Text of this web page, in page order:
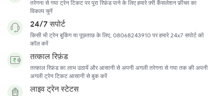
तरेगना से गया ट्रेन टिकट पर पूरा रिफ़ंड पाने के लिए हमारे फ़्री कैंसलेशन फ़ीचर का
विकल्प चुनें
24/7 सपोर्ट
किसी भी ट्रेन बुकिंग या पूछताछ के लिए, 08068243910 पर हमारे 24x7 सपोर्ट को
कॉल करें
तत्काल रिफ़ंड
तत्काल रिफ़ंड का लाभ उठायें और आसानी से अपनी अगली तरेगना से गया तक की अपनी
अगली ट्रेन टिकट आसानी से बुक करें
लाइव ट्रेन स्टेटस